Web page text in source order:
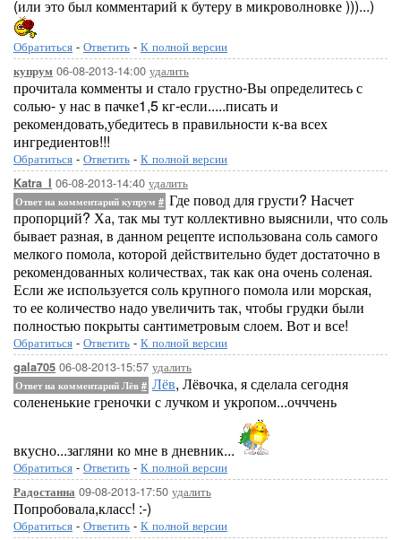
(или это был комментарий к бутеру в микроволновке )))...)
Обратиться - Ответить - К полной версии
купрум 06-08-2013-14:00 удалить
прочитала комменты и стало грустно-Вы определитесь с
солью- у нас в пачке1,5 кг-если.....писать и
рекомендовать,убедитесь в правильности к-ва всех
ингредиентов!!!
Обратиться - Ответить - К полной версии
Katra_I 06-08-2013-14:40 удалить
Ответ на комментарий купрум # Где повод для грусти? Насчет
пропорций? Ха, так мы тут коллективно выяснили, что соль
бывает разная, в данном рецепте использована соль самого
мелкого помола, которой действительно будет достаточно в
рекомендованных количествах, так как она очень соленая.
Если же используется соль крупного помола или морская,
то ее количество надо увеличить так, чтобы грудки были
полностью покрыты сантиметровым слоем. Вот и все!
Обратиться - Ответить - К полной версии
gala705 06-08-2013-15:57 удалить
Ответ на комментарий Лёв # Лёв, Лёвочка, я сделала сегодня
солененькие греночки с лучком и укропом...очччень
вкусно...загляни ко мне в дневник...
Обратиться - Ответить - К полной версии
Радостанна 09-08-2013-17:50 удалить
Попробовала,класс! :-)
Обратиться - Ответить - К полной версии